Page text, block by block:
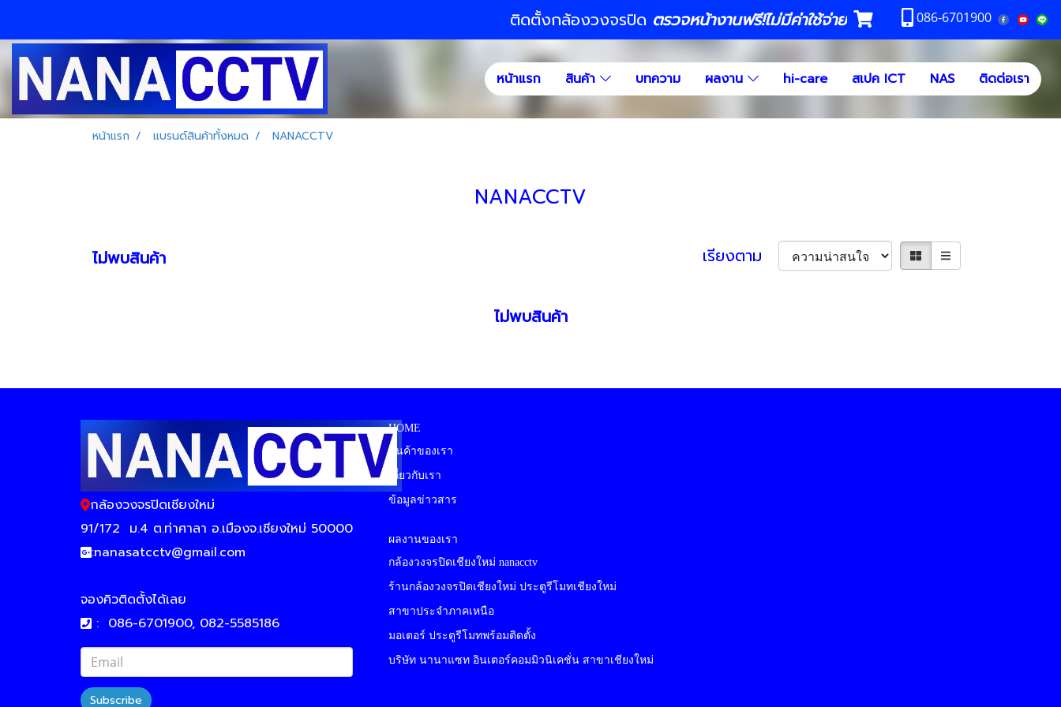
ติดตั้งกล้องวงจรปิด ตรวจหน้างานฟรี!ไม่มีค่าใช้จ่าย 086-6701900
หน้าแรก สินค้า บทความ ผลงาน hi-care สเปค ICT NAS ติดต่อเรา
หน้าแรก แบรนด์สินค้าทั้งหมด NANACCTV
NANACCTV
ไม่พบสินค้า เรียงตาม
ไม่พบสินค้า
กล้องวงจรปิดเชียงใหม่
91/172 ม.4 ต.ท่าศาลา อ.เมืองจ.เชียงใหม่ 50000
:nanasatcctv@gmail.com
จองคิวติดตั้งได้เลย
: 086-6701900, 082-5585186
Subscribe
HOME
สินค้าของเรา
เกี่ยวกับเรา
ข้อมูลข่าวสาร
ผลงานของเรา
กล้องวงจรปิดเชียงใหม่ nanacctv
ร้านกล้องวงจรปิดเชียงใหม่ ประตูรีโมทเชียงใหม่
สาขาประจำภาคเหนือ
มอเตอร์ ประตูรีโมทพร้อมติดตั้ง
บริษัท นานาแซท อินเตอร์คอมมิวนิเคชั่น สาขาเชียงใหม่